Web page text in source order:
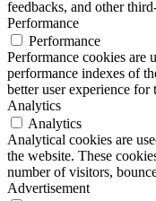
feedbacks, and other
Performance
Performance
Performance cookies are
performance indexes of
better user experience for
Analytics
Analytics
Analytical cookies are
the website. These
number of visitors,
Advertisement